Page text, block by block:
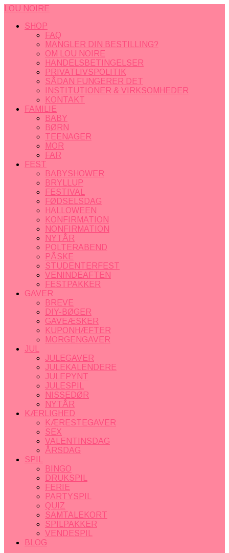
LOU NOIRE
SHOP
FAQ
MANGLER DIN BESTILLING?
OM LOU NOIRE
HANDELSBETINGELSER
PRIVATLIVSPOLITIK
SÅDAN FUNGERER DET
INSTITUTIONER & VIRKSOMHEDER
KONTAKT
FAMILIE
BABY
BØRN
TEENAGER
MOR
FAR
FEST
BABYSHOWER
BRYLLUP
FESTIVAL
FØDSELSDAG
HALLOWEEN
KONFIRMATION
NONFIRMATION
NYTÅR
POLTERABEND
PÅSKE
STUDENTERFEST
VENINDEAFTEN
FESTPAKKER
GAVER
BREVE
DIY-BØGER
GAVEÆSKER
KUPONHÆFTER
MORGENGAVER
JUL
JULEGAVER
JULEKALENDERE
JULEPYNT
JULESPIL
NISSEDØR
NYTÅR
KÆRLIGHED
KÆRESTEGAVER
SEX
VALENTINSDAG
ÅRSDAG
SPIL
BINGO
DRUKSPIL
FERIE
PARTYSPIL
QUIZ
SAMTALEKORT
SPILPAKKER
VENDESPIL
BLOG